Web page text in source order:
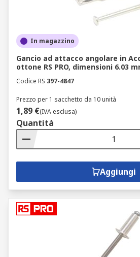
In magazzino
Gancio ad attacco angolare in
ottone RS PRO, dimensioni 6.03
Codice RS 397-4847
Prezzo per 1 sacchetto da 10 unità
1,89 €(IVA esclusa)
Quantità
Aggiungi